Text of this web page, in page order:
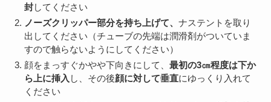
封してください
ノーズクリッパー部分を持ち上げて、ナステントを取り
出してください（チューブの先端は潤滑剤がついていま
すので触らないようにしてください）
顔をまっすぐかやや下向きにして、最初の3㎝程度は下か
ら上に挿入 し、その後顔に対して垂直にゆっくり入れて
ください